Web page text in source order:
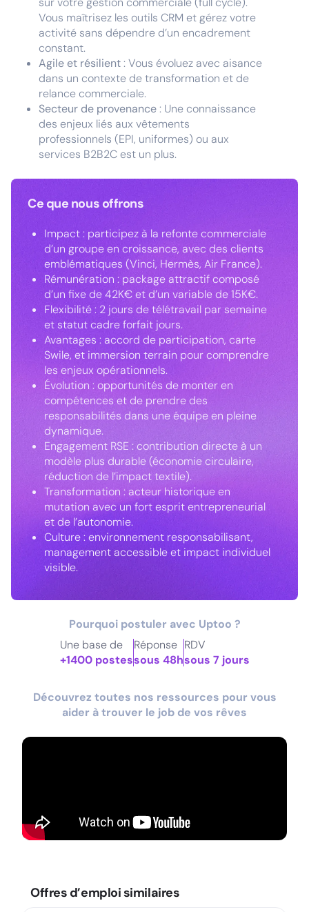
Vous maîtrisez les outils CRM et gérez votre
activité sans dépendre d’un encadrement
constant.
Agile et résilient: Vous évoluez avec aisance
dans un contexte de transformation et de
relance commerciale.
Secteur de provenance: Une connaissance
des enjeux liés aux vêtements
professionnels (EPI, uniformes) ou aux
services B2B2C est un plus.
Ce que nous offrons
Impact : participez à la refonte commerciale
d’un groupe en croissance, avec des clients
emblématiques (Vinci, Hermès, Air France).
Rémunération : package attractif composé
d’un fixe de 42K€ et d’un variable de 15K€.
Flexibilité : 2 jours de télétravail par semaine
et statut cadre forfait jours.
Avantages : accord de participation, carte
Swile, et immersion terrain pour comprendre
les enjeux opérationnels.
Évolution : opportunités de monter en
compétences et de prendre des
responsabilités dans une équipe en pleine
dynamique.
Engagement RSE : contribution directe à un
modèle plus durable (économie circulaire,
réduction de l’impact textile).
Transformation : acteur historique en
mutation avec un fort esprit entrepreneurial
et de l’autonomie.
Culture : environnement responsabilisant,
management accessible et impact individuel
visible.
Pourquoi postuler avec Uptoo ?
Une base de
+1400 postes
Réponse
sous 48h
RDV
sous 7 jours
Découvrez toutes nos ressources pour vous
aider à trouver le job de vos rêves
Offres d’emploi similaires